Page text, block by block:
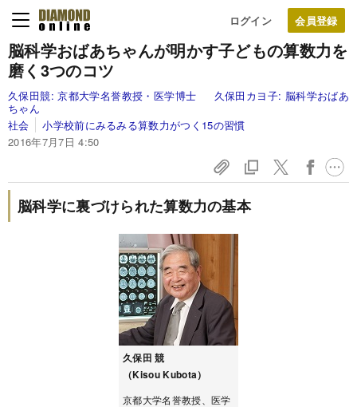
ログイン
脳科学おばあちゃんが明かす子どもの算数力を
磨く3つのコツ
久保田競:京都大学名誉教授・医学博士 久保田カヨ子: 脳科学おばあ
ちゃん
社会
小学校前にみるみる算数力がつく15の習慣
2016年7月7日 4:50
脳科学に裏づけられた算数力の基本
久保田 競
（Kisou Kubota）
京都大学名誉教授、医学